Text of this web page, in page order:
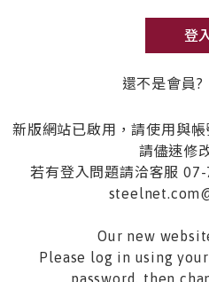
登
還不是會員?
新版網站已啟用，請使用與
請儘速修
若有登入問題請洽客服
Our new
Please log in using
password, then